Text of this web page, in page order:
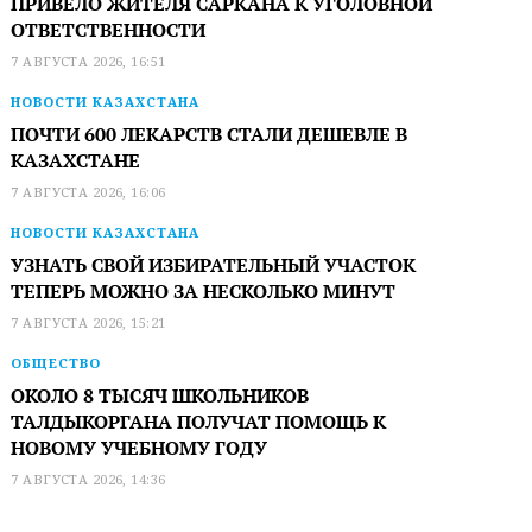
ОТВЕТСТВЕННОСТИ
7 АВГУСТА 2026, 16:51
НОВОСТИ КАЗАХСТАНА
ПОЧТИ 600 ЛЕКАРСТВ СТАЛИ ДЕШЕВЛЕ В
КАЗАХСТАНЕ
7 АВГУСТА 2026, 16:06
НОВОСТИ КАЗАХСТАНА
УЗНАТЬ СВОЙ ИЗБИРАТЕЛЬНЫЙ УЧАСТОК
ТЕПЕРЬ МОЖНО ЗА НЕСКОЛЬКО МИНУТ
7 АВГУСТА 2026, 15:21
ОБЩЕСТВО
ОКОЛО 8 ТЫСЯЧ ШКОЛЬНИКОВ
ТАЛДЫКОРГАНА ПОЛУЧАТ ПОМОЩЬ К
НОВОМУ УЧЕБНОМУ ГОДУ
7 АВГУСТА 2026, 14:36